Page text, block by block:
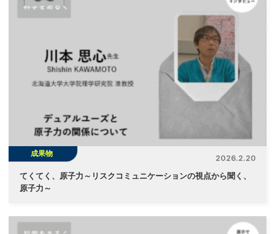
成果物
2026.2.20
てくてく、原子力～リスクコミュニケーションの視点から聞く、
原子力～